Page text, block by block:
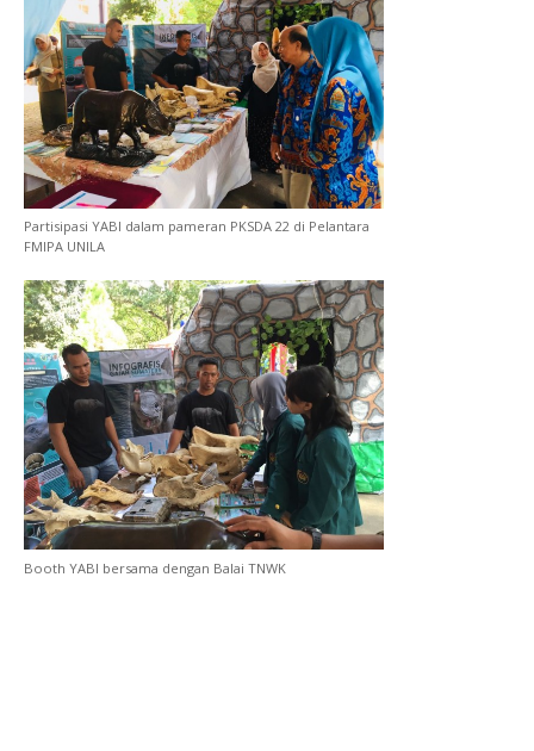
Partisipasi YABI dalam pameran PKSDA 22 di Pelantara
FMIPA UNILA
Booth YABI bersama dengan Balai TNWK